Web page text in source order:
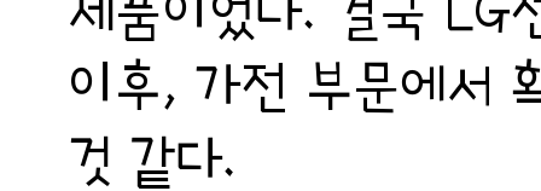
제품이었다. 결국 LG
이후, 가전 부문에서
것 같다.